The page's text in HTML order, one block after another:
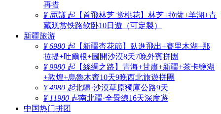
再措
¥ 面議 起【首飛林芝 赏桃花】林芝+拉薩+羊湖+青
藏观赏铁路软卧10日遊（可定製）
新疆旅游
¥ 6980 起【新疆杏花節】臥進飛出+賽里木湖+那
拉提+吐爾根+圖開沙漠8天7晚外賓拼團
¥ 9980 起【絲綢之路】青海+甘肅+新疆+茶卡鹽湖
+敦煌+烏魯木齊10天9晚西北旅遊拼團
¥ 4980 起北疆·沙漠草原獨庫公路9天
¥ 11980 起南北疆·全景線16天深度遊
中国热门拼团